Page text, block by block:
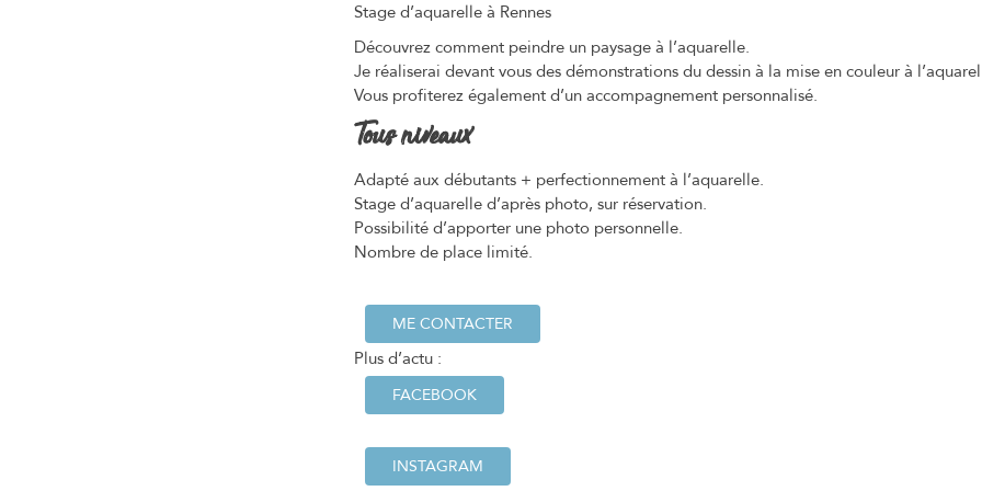
Stage d’aquarelle à Rennes
Découvrez comment peindre un paysage à l’aquarelle.
Je réaliserai devant vous des démonstrations du dessin à la mise en couleur à
Vous profiterez également d’un accompagnement personnalisé.
Tous niveaux
Adapté aux débutants + perfectionnement à l’aquarelle.
Stage d’aquarelle d’après photo, sur réservation.
Possibilité d’apporter une photo personnelle.
Nombre de place limité.
ME CONTACTER
Plus d’actu :
FACEBOOK
INSTAGRAM